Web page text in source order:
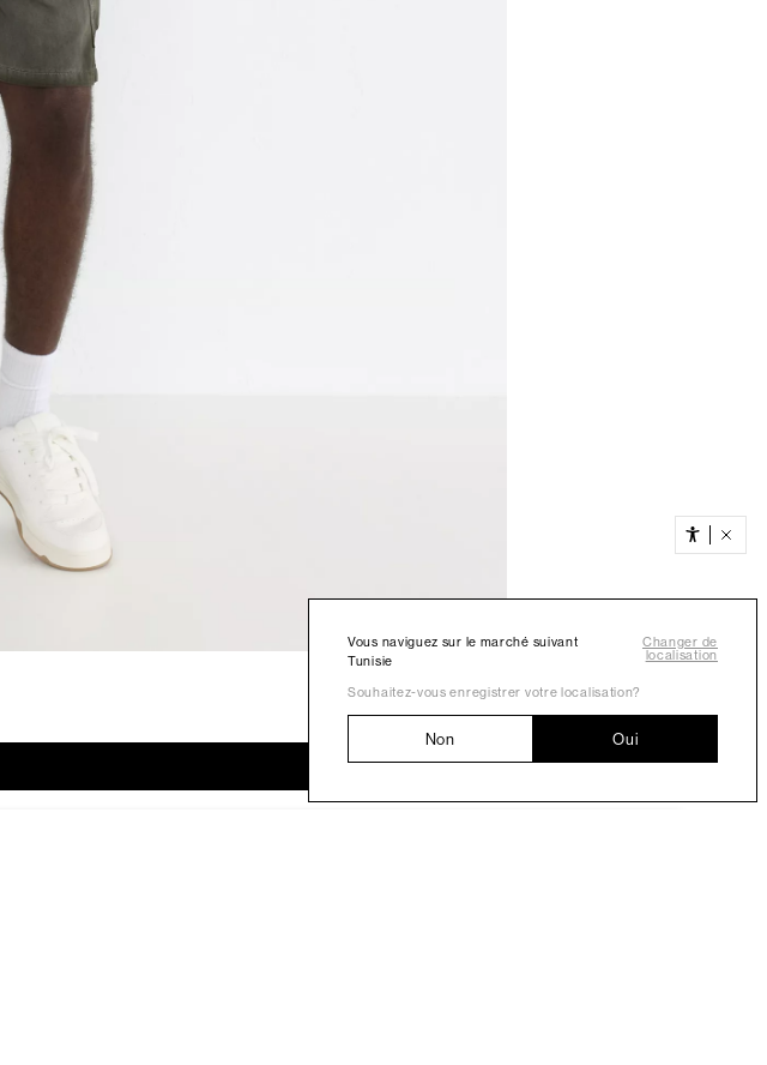
Vous naviguez sur le marché suivant
Tunisie
Changer de
localisation
Souhaitez-vous enregistrer votre localisation?
Non Oui